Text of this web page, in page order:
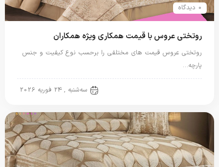
0 دیدگاه
روتختی عروس با قیمت همکاری ویژه همکاران
روتختی عروس قیمت های مختلفی را برحسب نوع کیفیت و جنس
پارچه…
سه‌شنبه , 24 فوریه 2026